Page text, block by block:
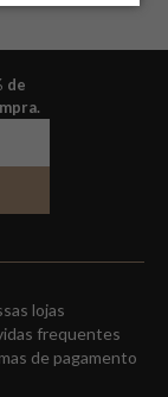
de
lojas
frequentes
de pagamento